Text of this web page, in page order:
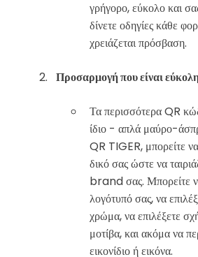
γρήγορο, εύκολο και
δίνετε οδηγίες κάθε
χρειάζεται πρόσβαση.
Προσαρμογή που είναι
Τα περισσότερα QR
ίδιο - απλά μαύρο-
QR TIGER, μπορείτε
δικό σας ώστε να
brand σας. Μπορείτε
λογότυπό σας, να
χρώμα, να επιλέξετε
μοτίβα, και ακόμα να
εικονίδιο ή εικόνα.